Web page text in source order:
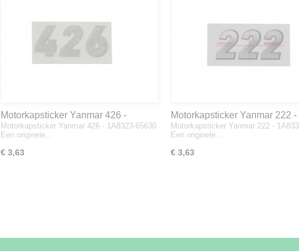
Motorkapsticker Yanmar 426 -
1A8323-65630
Motorkapsticker Yanmar 426 - 1A8323-65630
Een originele…
€ 3,63
Motorkapsticker Yanmar 222 -
1A8333-65610
Motorkapsticker Yanmar 222 -
Een originele…
€ 3,63